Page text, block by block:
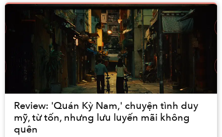
Review: 'Quán Kỳ Nam,' chuyện tình duy
mỹ, từ tốn, nhưng lưu luyến mãi không
quên